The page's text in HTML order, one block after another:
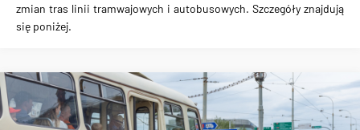
zmian tras linii tramwajowych i autobusowych. Szczegóły znajdują
się poniżej.